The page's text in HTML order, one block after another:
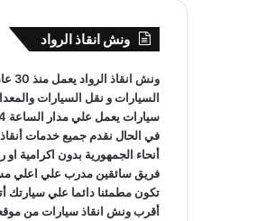
ونش انقاذ الرواد
ونش انقاذ الرواد يعمل منذ 30 عام ومتخصصون في
السياراتو نقل السيارات
في الحال نقدم جميع خدمات
أنحاء الجمهورية بدون اكرامية او
فريق سائقين مدرب علي اعلي
تكون مطمئنا دائما علي سيارتك
أقرب ونش انقاذ سياراتمن